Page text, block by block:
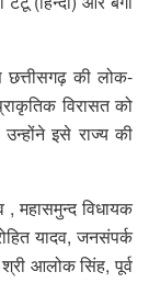
की लोक-
विरासत को
इसे राज्य की
महासमुन्द विधायक
यादव, जनसंपर्क
आलोक सिंह, पूर्व